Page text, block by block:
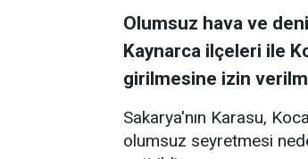
Olumsuz hava ve
Kaynarca ilçeleri ile
girilmesine izin
Sakarya'nın Karasu,
olumsuz seyretmesi